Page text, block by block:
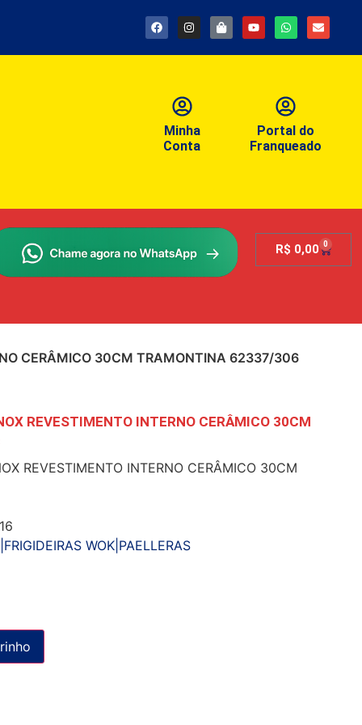
Minha
Conta
Portal do
Franqueado
R$ 0,00 0
CERÂMICO 30CM TRAMONTINA 62337/306
REVESTIMENTO INTERNO CERÂMICO 30CM
REVESTIMENTO INTERNO CERÂMICO 30CM
WOK|PAELLERAS